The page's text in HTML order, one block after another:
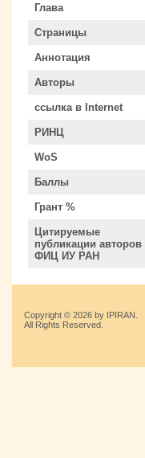
Глава
Страницы
Аннотация
Авторы
ссылка в Internet
РИНЦ
WoS
Баллы
Грант %
Цитируемые
публикации авторов
ФИЦ ИУ РАН
Copyright © 2026 by IPIRAN.
All Rights Reserved.